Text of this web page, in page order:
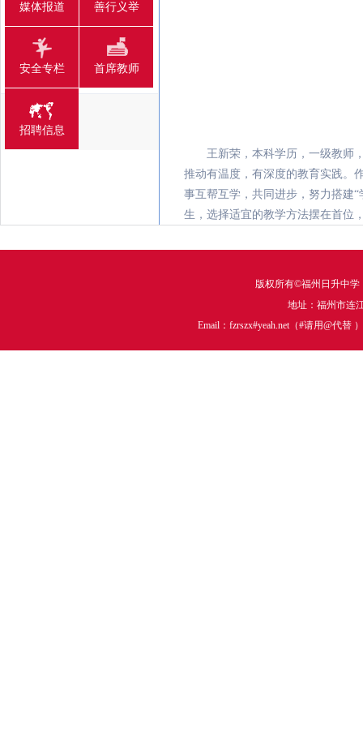
媒体报道 善行义举
安全专栏 首席教师
招聘信息
王新荣 ， 本科学历，一级教师
推动有温度，有深度的教育实践。
事互帮互学，共同进步，努力搭建
生，选择适宜的教学方法摆在首位
版权所有©福州日升中
地址：福州市连
Email：fzrszx#yeah.net（#请用@代替